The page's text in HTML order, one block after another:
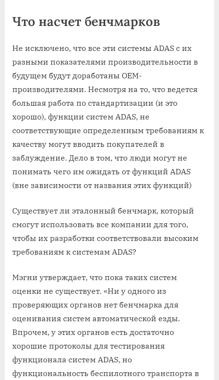
Что насчет бенчмарков
Не исключено, что все эти системы ADAS с их
разными показателями производительности в
будущем будут доработаны OEM-
производителями. Несмотря на то, что ведется
большая работа по стандартизации (и это
хорошо), функции систем ADAS, не
соответствующие определенным требованиям к
качеству могут вводить покупателей в
заблуждение. Дело в том, что люди могут не
понимать чего им ожидать от функций ADAS
(вне зависимости от названия этих функций)
Существует ли эталонный бенчмарк, который
смогут использовать все компании для того,
чтобы их разработки соответствовали высоким
требованиям к системам ADAS?
Мэгни утверждает, что пока таких систем
оценки не существует. «Ни у одного из
проверяющих органов нет бенчмарка для
оценивания систем автоматической езды.
Впрочем, у этих органов есть достаточно
хорошие протоколы для тестирования
функционала систем ADAS, но
функциональность беспилотного транспорта в